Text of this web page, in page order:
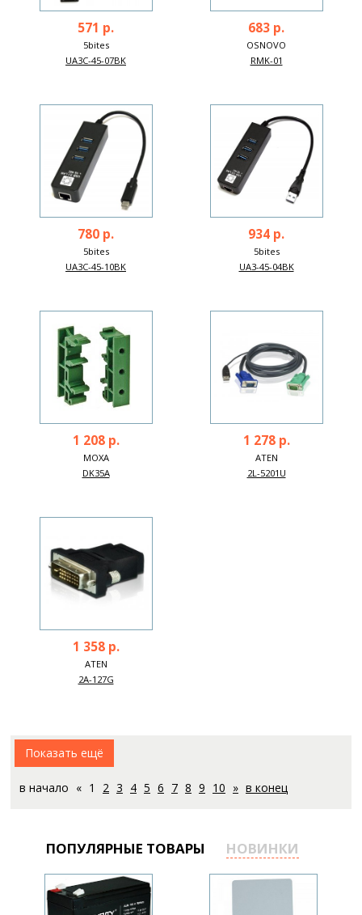
571 р.
5bites
UA3C-45-07BK
683 р.
OSNOVO
RMK-01
780 р.
5bites
UA3C-45-10BK
934 р.
5bites
UA3-45-04BK
1 208 р.
MOXA
DK35A
1 278 р.
ATEN
2L-5201U
1 358 р.
ATEN
2A-127G
Показать ещё
в начало « 1 2 3 4 5 6 7 8 9 10 » в конец
ПОПУЛЯРНЫЕ ТОВАРЫ НОВИНКИ